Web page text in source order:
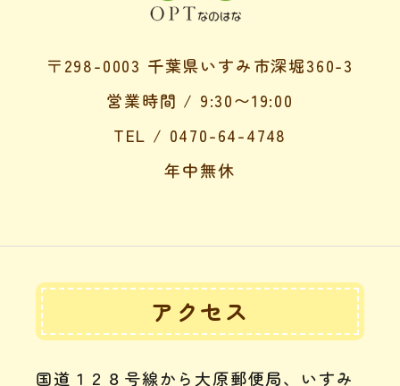
〒298-0003 千葉県いすみ市深堀360-3
営業時間 / 9:30〜19:00
TEL / 0470-64-4748
年中無休
アクセス
国道１２８号線から大原郵便局、いすみ